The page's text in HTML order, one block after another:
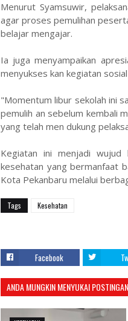
Menurut Syamsuwir,
agar proses pemulihan
belajar mengajar.
Ia juga menyampaikan
menyukses kan kegiatan
"Momentum libur sekolah ini
pemulih an sebelum kembali
yang telah men dukung
Kegiatan ini menjadi wujud
kesehatan yang bermanfaat
Kota Pekanbaru melalui
Tags Kesehatan
Facebook
ANDA MUNGKIN MENYUKAI